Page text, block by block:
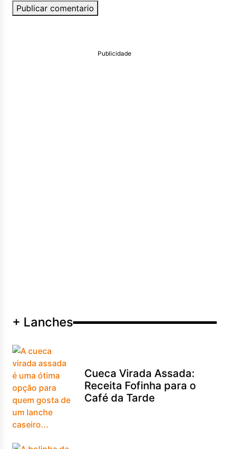
Publicar comentario
Publicidade
+ Lanches
Cueca Virada Assada:
Receita Fofinha para o
Café da Tarde